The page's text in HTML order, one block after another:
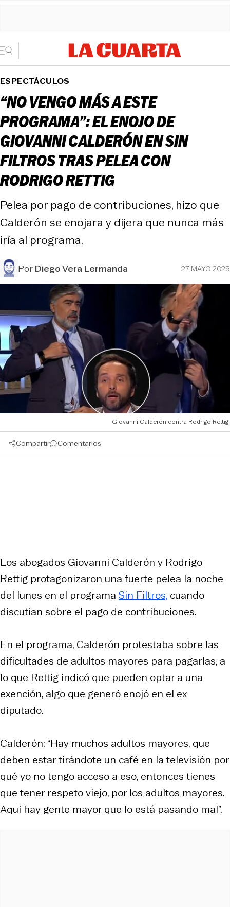
ESPECTÁCULOS
“NO VENGO MÁS A ESTE
PROGRAMA”: EL ENOJO DE
GIOVANNI CALDERÓN EN SIN
FILTROS TRAS PELEA CON
RODRIGO RETTIG
Pelea por pago de contribuciones, hizo que
Calderón se enojara y dijera que nunca más
iría al programa.
PorDiego Vera Lermanda 27 MAYO 2025
Giovanni Calderón contra Rodrigo Rettig.
Compartir Comentarios
Los abogados Giovanni Calderón y Rodrigo
Rettig protagonizaron una fuerte pelea la noche
del lunes en el programa Sin Filtros, cuando
discutían sobre el pago de contribuciones.
En el programa, Calderón protestaba sobre las
dificultades de adultos mayores para pagarlas, a
lo que Rettig indicó que pueden optar a una
exención, algo que generó enojó en el ex
diputado.
Calderón: “Hay muchos adultos mayores, que
deben estar tirándote un café en la televisión por
qué yo no tengo acceso a eso, entonces tienes
que tener respeto viejo, por los adultos mayores.
Aquí hay gente mayor que lo está pasando mal”.